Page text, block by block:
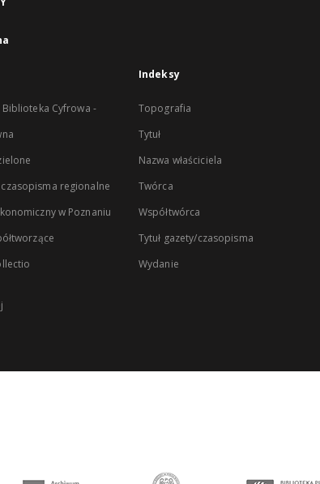
Cyfrowa -
czasopisma regionalne
w Poznaniu
Indeksy
Topografia
Tytuł
Nazwa właściciela
Twórca
Współtwórca
Tytuł gazety/czasopisma
Wydanie